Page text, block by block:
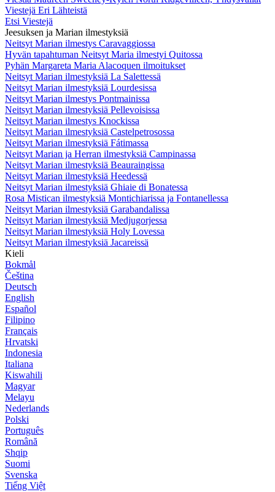
Viestejä Eri Lähteistä
Etsi Viestejä
Jeesuksen ja Marian ilmestyksiä
Neitsyt Marian ilmestys Caravaggiossa
Hyvän tapahtuman Neitsyt Maria ilmestyi Quitossa
Pyhän Margareta Maria Alacoquen ilmoitukset
Neitsyt Marian ilmestyksiä La Salettessä
Neitsyt Marian ilmestyksiä Lourdesissa
Neitsyt Marian ilmestys Pontmainissa
Neitsyt Marian ilmestyksiä Pellevoisissa
Neitsyt Marian ilmestys Knockissa
Neitsyt Marian ilmestyksiä Castelpetrosossa
Neitsyt Marian ilmestyksiä Fátimassa
Neitsyt Marian ja Herran ilmestyksiä Campinassa
Neitsyt Marian ilmestyksiä Beauraingissa
Neitsyt Marian ilmestyksiä Heedessä
Neitsyt Marian ilmestyksiä Ghiaie di Bonatessa
Rosa Mistican ilmestyksiä Montichiarissa ja Fontanellessa
Neitsyt Marian ilmestyksiä Garabandalissa
Neitsyt Marian ilmestyksiä Medjugorjessa
Neitsyt Marian ilmestyksiä Holy Lovessa
Neitsyt Marian ilmestyksiä Jacareissä
Kieli
Bokmål
Čeština
Deutsch
English
Español
Filipino
Français
Hrvatski
Indonesia
Italiana
Kiswahili
Magyar
Melayu
Nederlands
Polski
Português
Română
Shqip
Suomi
Svenska
Tiếng Việt